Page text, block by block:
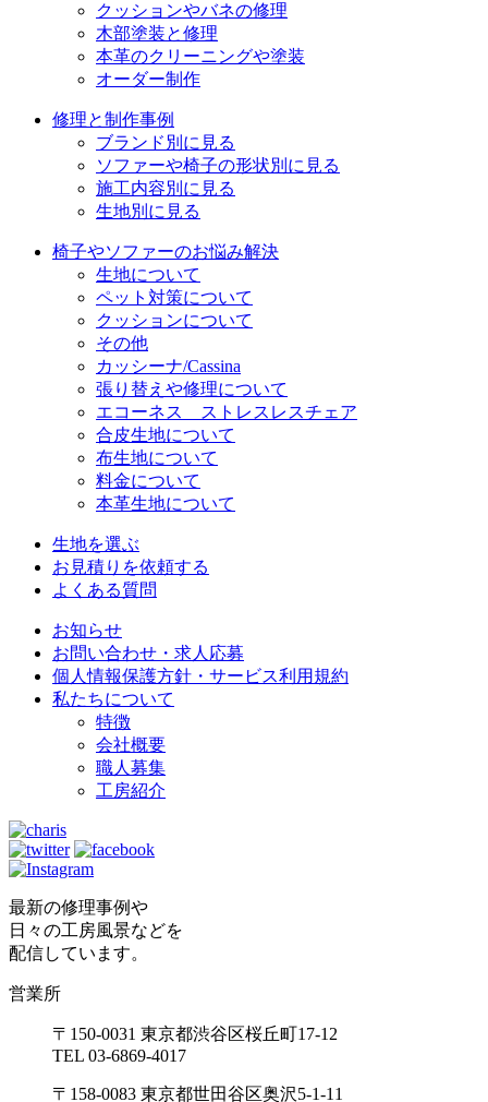
クッションやバネの修理
木部塗装と修理
本革のクリーニングや塗装
オーダー制作
修理と制作事例
ブランド別に見る
ソファーや椅子の形状別に見る
施工内容別に見る
生地別に見る
椅子やソファーのお悩み解決
生地について
ペット対策について
クッションについて
その他
カッシーナ/Cassina
張り替えや修理について
エコーネス ストレスレスチェア
合皮生地について
布生地について
料金について
本革生地について
生地を選ぶ
お見積りを依頼する
よくある質問
お知らせ
お問い合わせ・求人応募
個人情報保護方針・サービス利用規約
私たちについて
特徴
会社概要
職人募集
工房紹介
最新の修理事例や
日々の工房風景などを
配信しています。
営業所
〒150-0031 東京都渋谷区桜丘町17-12
TEL 03-6869-4017
〒158-0083 東京都世田谷区奥沢5-1-11